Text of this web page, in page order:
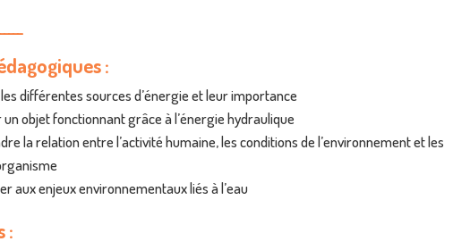
:
différentes sources d’énergie et leur importance
un objet fonctionnant grâce à l’énergie hydraulique
la relation entre l’activité humaine, les conditions de l’environnement et les
aux enjeux environnementaux liés à l’eau
: